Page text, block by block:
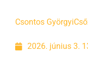
Csontos Györgyi
2026. június 3.